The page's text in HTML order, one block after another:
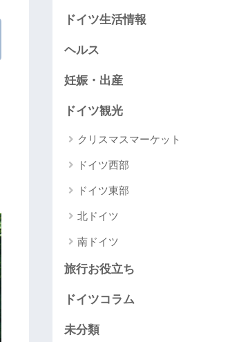
ドイツ生活情報
ヘルス
妊娠・出産
ドイツ観光
クリスマスマーケット
ドイツ西部
ドイツ東部
北ドイツ
南ドイツ
旅行お役立ち
ドイツコラム
未分類